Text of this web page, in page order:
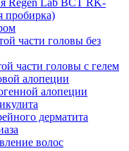
Regen Lab BCT RK-
пробирка)
части головы без
части головы с гелем
алопеции
алопеции
дерматита
волос